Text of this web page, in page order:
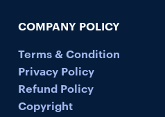
COMPANY POLICY
Terms & Condition
Privacy Policy
Refund Policy
Copyright